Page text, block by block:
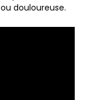
douloureuse.